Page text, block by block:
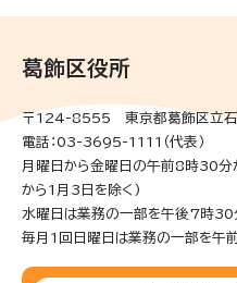
葛飾区役所
〒124-8555 東京都葛飾区立
電話：03-3695-1111（代表）
月曜日から金曜日の午前8時30分
から1月3日を除く)
水曜日は業務の一部を午後7時30
毎月1回日曜日は業務の一部を午